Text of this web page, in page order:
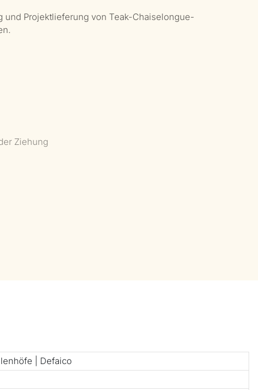
Projektlieferung von Teak-Chaiselongue-
Ziehung
| Defaico